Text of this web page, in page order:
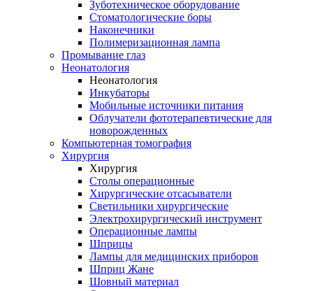
Зуботехническое оборудование
Стоматологические боры
Наконечники
Полимеризационная лампа
Промывание глаз
Неонатология
Неонатология
Инкубаторы
Мобильные источники питания
Облучатели фототерапевтические для
новорожденных
Компьютерная томография
Хирургия
Хирургия
Столы операционные
Хирургические отсасыватели
Светильники хирургические
Электрохирургический инструмент
Операционные лампы
Шприцы
Лампы для медицинских приборов
Шприц Жане
Шовный материал